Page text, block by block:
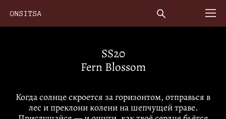
ONSITSA
SS20
Fern Blossom
Когда солнце скроется за горизонтом, отправься в
лес и преклони колени на шепчущей траве.